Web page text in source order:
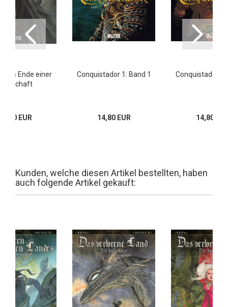
Das Ende einer
EUR
Conquistador 1: Band 1
14,80 EUR
Conquistador 2:
14,80
Kunden, welche diesen Artikel bestellten, haben
auch folgende Artikel gekauft: